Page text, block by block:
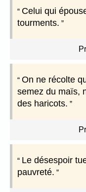
Celui qui
tourments.
On ne récolte
semez du maïs,
des haricots.
Le désespoir
pauvreté.